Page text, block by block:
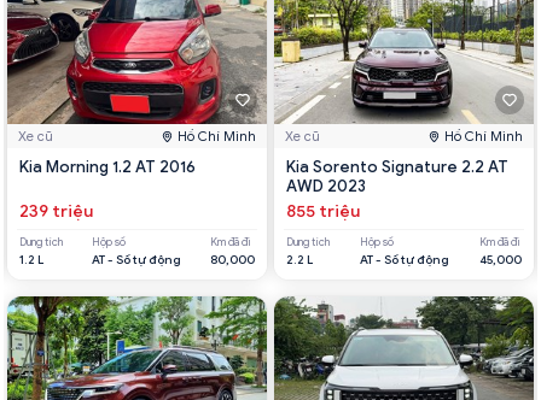
Xe cũ Hồ Chí Minh
Kia Morning 1.2 AT 2016
239 triệu
Dung tích
1.2 L
Hộp số
AT - Số tự động
Km đã đi
80,000
Xe cũ Hồ Chí Minh
Kia Sorento Signature 2.2 AT
AWD 2023
855 triệu
Dung tích
2.2 L
Hộp số
AT - Số tự động
Km đã đi
45,000